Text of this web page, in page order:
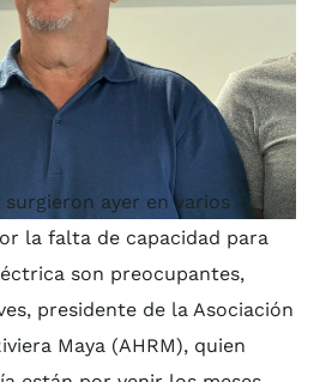
ayer en varios
la falta de capacidad para
son preocupantes,
presidente de la Asociación
Maya (AHRM), quien